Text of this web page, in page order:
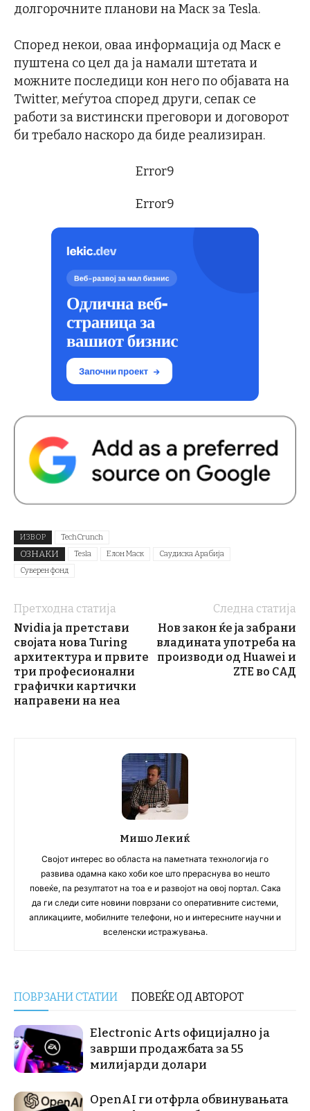
долгорочните планови на Маск за Tesla.
Според некои, оваа информација од Маск е
пуштена со цел да ја намали штетата и
можните последици кон него по објавата на
Twitter, меѓутоа според други, сепак се
работи за вистински преговори и договорот
би требало наскоро да биде реализиран.
Error9
Error9
ИЗВОР TechCrunch
ОЗНАКИ Tesla Елон Маск
Саудиска Арабија
Суверен фонд
Претходна статија
Nvidia ја претстави
својата нова Turing
архитектура и првите
три професионални
графички картички
направени на неа
Следна статија
Нов закон ќе ја забрани
владината употреба на
производи од Huawei и
ZTE во САД
Мишо Лекиќ
Својот интерес во областа на паметната технологија го
развива одамна како хоби кое што прераснува во нешто
повеќе, па резултатот на тоа е и развојот на овој портал. Сака
да ги следи сите новини поврзани со оперативните системи,
апликациите, мобилните телефони, но и интересните научни и
вселенски истражувања.
ПОВРЗАНИ СТАТИИ ПОВЕЌЕ ОД АВТОРОТ
Electronic Arts официјално ја
заврши продажбата за 55
милијарди долари
OpenAI ги отфрла обвинувањата